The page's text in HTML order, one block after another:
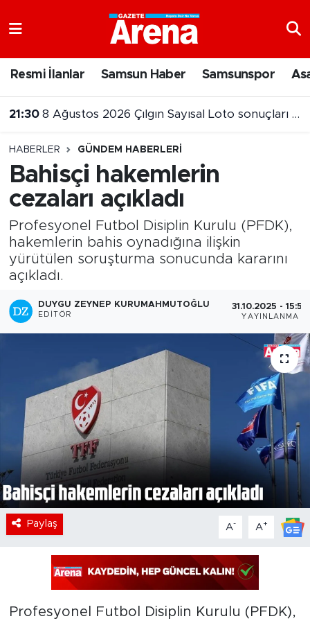
Resmi İlanlar Samsun Haber Samsunspor
21:30 8 Ağustos 2026 Çılgın Sayısal Loto sonuçları belli oldu
HABERLER GÜNDEM HABERLERI
Bahisçi hakemlerin
cezaları açıkladı
Profesyonel Futbol Disiplin Kurulu (PFDK),
hakemlerin bahis oynadığına ilişkin
yürütülen soruşturma sonucunda kararını
açıkladı.
DUYGU ZEYNEP KURUMAHMUTOĞLU
EDITÖR
31.10.2025 - 15:50
YAYINLANMA
Paylaş A- A+
Profesyonel Futbol Disiplin Kurulu (PFDK),
Samsun Namaz Vakitleri
Süper Lig Puan Durumu ve Fikstür
Tüm Manşetler
Son Dakika Haberleri
Haber Arşivi